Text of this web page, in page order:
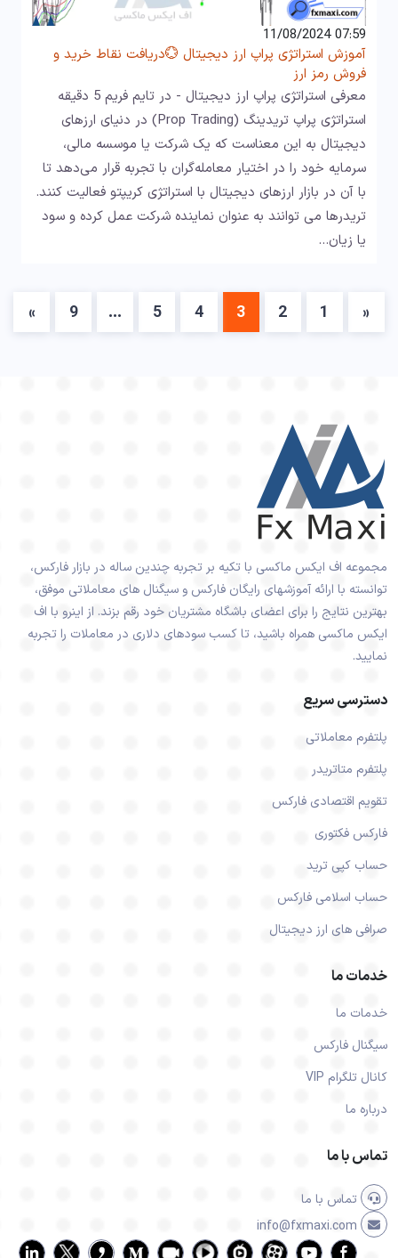
07:59 11/08/2024
آموزش استراتژی پراپ ارز دیجیتال 💮دریافت نقاط خرید و
فروش رمز ارز
معرفی استراتژی پراپ ارز دیجیتال - در تایم فریم 5 دقیقه
استراتژی پراپ تریدینگ (Prop Trading) در دنیای ارزهای
دیجیتال به این معناست که یک شرکت یا موسسه مالی،
سرمایه خود را در اختیار معامله‌گران با تجربه قرار می‌دهد تا
با آن در بازار ارزهای دیجیتال با استراتژی کریپتو فعالیت کنند.
تریدرها می توانند به عنوان نماینده شرکت عمل کرده و سود
یا زیان…
«
1
2
3
4
5
…
9
»
مجموعه اف ایکس ماکسی با تکیه بر تجربه چندین ساله در بازار فارکس،
توانسته با ارائه آموزشهای رایگان فارکس و سیگنال های معاملاتی موفق،
بهترین نتایج را برای اعضای باشگاه مشتریان خود رقم بزند. از اینرو با اف
ایکس ماکسی همراه باشید، تا کسب سودهای دلاری در معاملات را تجربه
نمایید.
دسترسی سریع
پلتفرم معاملاتی
پلتفرم متاتریدر
تقویم اقتصادی فارکس
فارکس فکتوری
حساب کپی ترید
حساب اسلامی فارکس
صرافی های ارز دیجیتال
خدمات ما
خدمات ما
سیگنال فارکس
کانال تلگرام VIP
درباره ما
تماس با ما
تماس با ما